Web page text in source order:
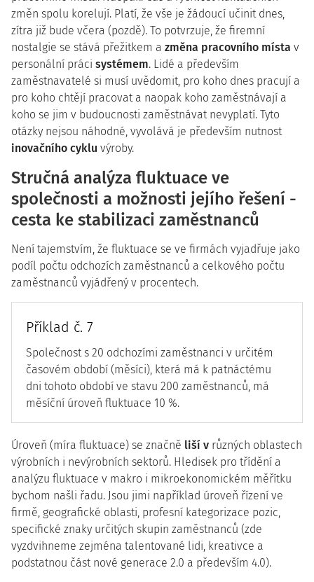
změn spolu korelují. Platí, že vše je žádoucí učinit dnes,
zítra již bude včera (pozdě). To potvrzuje, že firemní
nostalgie se stává přežitkem a změna pracovního místa v
personální práci systémem. Lidé a především
zaměstnavatelé si musí uvědomit, pro koho dnes pracují a
pro koho chtějí pracovat a naopak koho zaměstnávají a
koho se jim v budoucnosti zaměstnávat nevyplatí. Tyto
otázky nejsou náhodné, vyvolává je především nutnost
inovačního cyklu výroby.
Stručná analýza fluktuace ve
společnosti a možnosti jejího řešení -
cesta ke stabilizaci zaměstnanců
Není tajemstvím, že fluktuace se ve firmách vyjadřuje jako
podíl počtu odchozích zaměstnanců a celkového počtu
zaměstnanců vyjádřený v procentech.
Příklad č. 7
Společnost s 20 odchozími zaměstnanci v určitém
časovém období (měsíci), která má k patnáctému
dni tohoto období ve stavu 200 zaměstnanců, má
měsíční úroveň fluktuace 10 %.
Úroveň (míra fluktuace) se značně liší v různých oblastech
výrobních i nevýrobních sektorů. Hledisek pro třídění a
analýzu fluktuace v makro i mikroekonomickém měřítku
bychom našli řadu. Jsou jimi například úroveň řízení ve
firmě, geografické oblasti, profesní kategorizace pozic,
specifické znaky určitých skupin zaměstnanců (zde
vyzdvihneme zejména talentované lidi, kreativce a
podstatnou část nové generace 2.0 a především 4.0).